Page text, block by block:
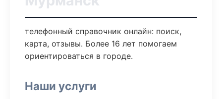
телефонный справочник онлайн: поиск,
карта, отзывы. Более 16 лет помогаем
ориентироваться в городе.
Наши услуги